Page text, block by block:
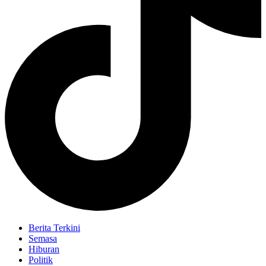
Berita Terkini
Semasa
Hiburan
Politik